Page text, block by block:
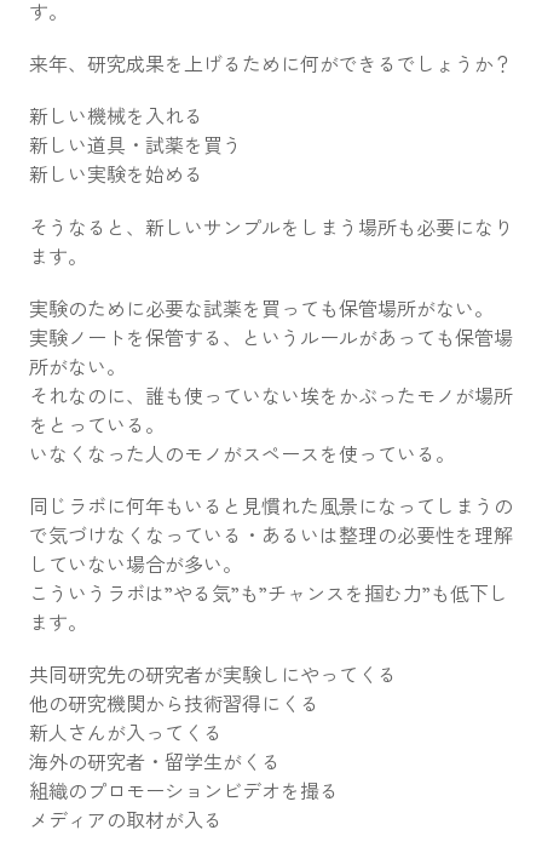
す。
来年、研究成果を上げるために何ができるでしょうか？
新しい機械を入れる
新しい道具・試薬を買う
新しい実験を始める
そうなると、新しいサンプルをしまう場所も必要になり
ます。
実験のために必要な試薬を買っても保管場所がない。
実験ノートを保管する、というルールがあっても保管場
所がない。
それなのに、誰も使っていない埃をかぶったモノが場所
をとっている。
いなくなった人のモノがスペースを使っている。
同じラボに何年もいると見慣れた風景になってしまうの
で気づけなくなっている・あるいは整理の必要性を理解
していない場合が多い。
こういうラボは”やる気”も”チャンスを掴む力”も低下し
ます。
共同研究先の研究者が実験しにやってくる
他の研究機関から技術習得にくる
新人さんが入ってくる
海外の研究者・留学生がくる
組織のプロモーションビデオを撮る
メディアの取材が入る